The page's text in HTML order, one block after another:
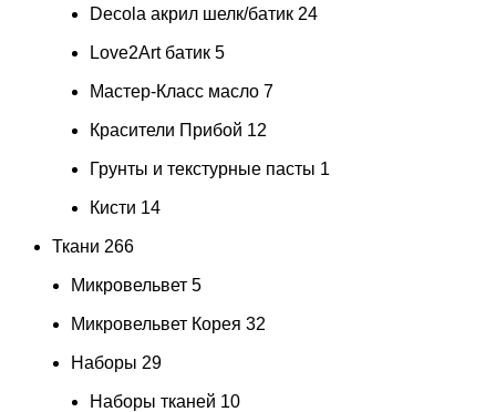
Decola акрил шелк/батик 24
Love2Art батик 5
Мастер-Класс масло 7
Красители Прибой 12
Грунты и текстурные пасты 1
Кисти 14
Ткани 266
Микровельвет 5
Микровельвет Корея 32
Наборы 29
Наборы тканей 10